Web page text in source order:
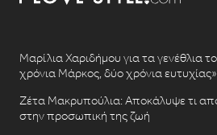
Μαρίλια Χαριδήμου για τα γενέθλια
χρόνια Μάρκος, δύο χρόνια ευτυχίας»
Ζέτα Μακρυπούλια: Αποκάλυψε τι
στην προσωπική της ζωή